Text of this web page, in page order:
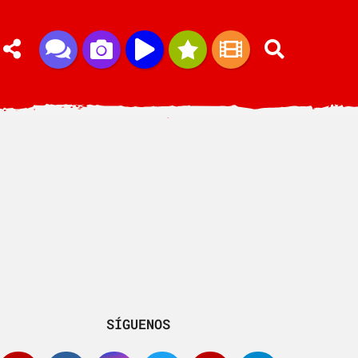
SÍGUENOS